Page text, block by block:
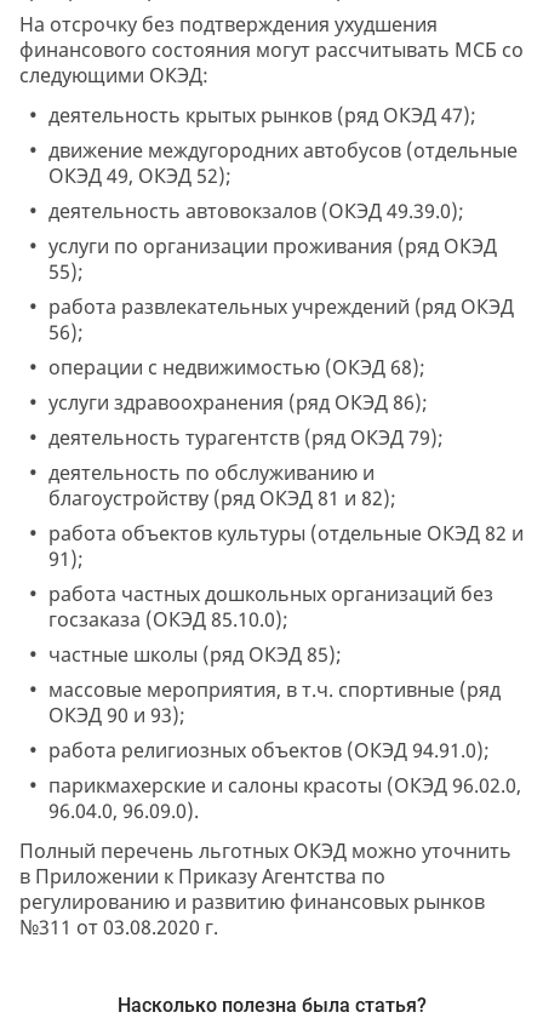
На отсрочку без подтверждения ухудшения
финансового состояния могут рассчитывать МСБ со
следующими ОКЭД:
деятельность крытых рынков (ряд ОКЭД 47);
движение междугородних автобусов (отдельные
ОКЭД 49, ОКЭД 52);
деятельность автовокзалов (ОКЭД 49.39.0);
услуги по организации проживания (ряд ОКЭД
55);
работа развлекательных учреждений (ряд ОКЭД
56);
операции с недвижимостью (ОКЭД 68);
услуги здравоохранения (ряд ОКЭД 86);
деятельность турагентств (ряд ОКЭД 79);
деятельность по обслуживанию и
благоустройству (ряд ОКЭД 81 и 82);
работа объектов культуры (отдельные ОКЭД 82 и
91);
работа частных дошкольных организаций без
госзаказа (ОКЭД 85.10.0);
частные школы (ряд ОКЭД 85);
массовые мероприятия, в т.ч. спортивные (ряд
ОКЭД 90 и 93);
работа религиозных объектов (ОКЭД 94.91.0);
парикмахерские и салоны красоты (ОКЭД 96.02.0,
96.04.0, 96.09.0).
Полный перечень льготных ОКЭД можно уточнить
в Приложении к Приказу Агентства по
регулированию и развитию финансовых рынков
№311 от 03.08.2020 г.
Насколько полезна была статья?